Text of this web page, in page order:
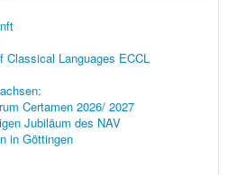
Classical Languages ECCL
Certamen 2026/ 2027
Jubiläum des NAV
in Göttingen